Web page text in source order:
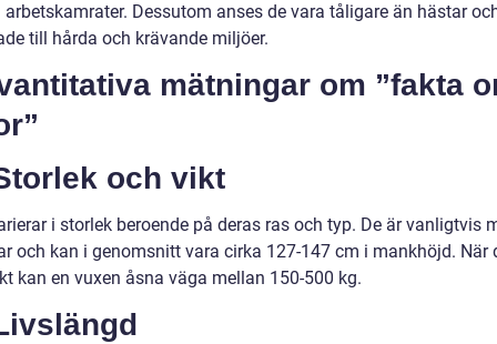
Dessutom anses de vara tåligare än hästar
till hårda och krävande miljöer.
mätningar om ”fakta
och vikt
i storlek beroende på deras ras och typ. De är vanligtvis
och kan i genomsnitt vara cirka 127-147 cm i mankhöjd. När
kan en vuxen åsna väga mellan 150-500 kg.